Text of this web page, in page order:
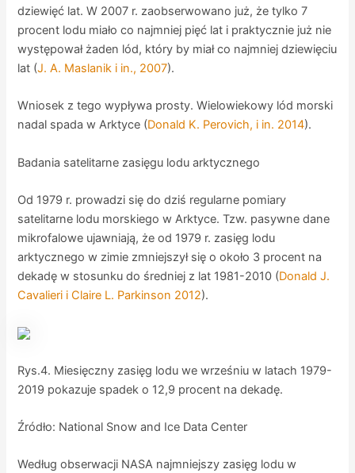
dziewięć lat. W 2007 r. zaobserwowano już, że tylko 7
procent lodu miało co najmniej pięć lat i praktycznie już nie
występował żaden lód, który by miał co najmniej dziewięciu
lat (J. A. Maslanik i in., 2007).
Wniosek z tego wypływa prosty. Wielowiekowy lód morski
nadal spada w Arktyce (Donald K. Perovich, i in. 2014).
Badania satelitarne zasięgu lodu arktycznego
Od 1979 r. prowadzi się do dziś regularne pomiary
satelitarne lodu morskiego w Arktyce. Tzw. pasywne dane
mikrofalowe ujawniają, że od 1979 r. zasięg lodu
arktycznego w zimie zmniejszył się o około 3 procent na
dekadę w stosunku do średniej z lat 1981-2010 (Donald J.
Cavalieri i Claire L. Parkinson 2012).
Rys.4. Miesięczny zasięg lodu we wrześniu w latach 1979-
2019 pokazuje spadek o 12,9 procent na dekadę.
Źródło: National Snow and Ice Data Center
Według obserwacji NASA najmniejszy zasięg lodu w